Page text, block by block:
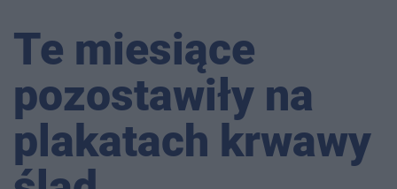
Te miesiące
pozostawiły na
plakatach krwawy